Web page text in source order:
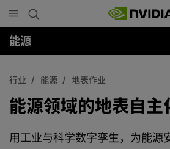
to
main
content
能源
行业 能源 地表作业
能源领域的地表自主
用工业与科学数字孪生，为能源